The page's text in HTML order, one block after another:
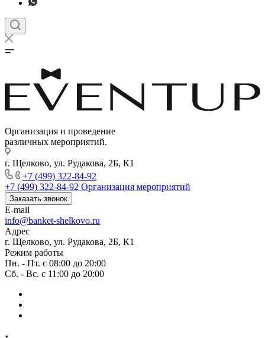
Организация и проведение
различных мероприятий.
г. Щелково, ул. Рудакова, 2Б, К1
+7 (499) 322-84-92
+7 (499) 322-84-92 Организация мероприятий
Заказать звонок
E-mail
info@banket-shelkovo.ru
Адрес
г. Щелково, ул. Рудакова, 2Б, К1
Режим работы
Пн. - Пт. с 08:00 до 20:00
Сб. - Вс. с 11:00 до 20:00